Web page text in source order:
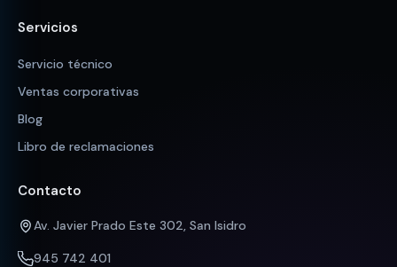
Servicios
Servicio técnico
Ventas corporativas
Blog
Libro de reclamaciones
Contacto
Av. Javier Prado Este 302, San Isidro
945 742 401